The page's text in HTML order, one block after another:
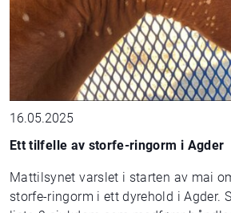
16.05.2025
Ett tilfelle av storfe-ringorm i Agder
Mattilsynet varslet i starten av mai
storfe-ringorm i ett dyrehold i Agder.